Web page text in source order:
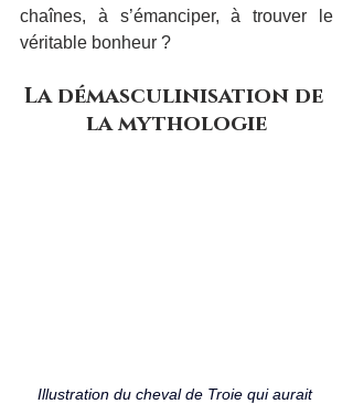
chaînes, à s’émanciper, à trouver le
véritable bonheur ?
La démasculinisation de
la mythologie
Illustration du cheval de Troie qui aurait